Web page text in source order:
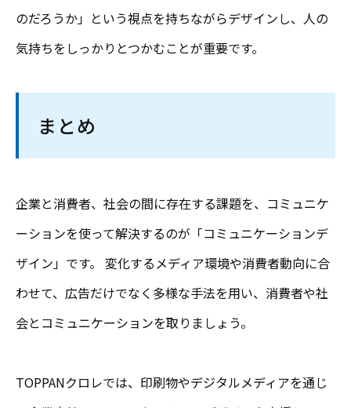
のだろうか」という視点を持ちながらデザインし、人の
気持ちをしっかりとつかむことが重要です。
まとめ
企業と消費者、社会の間に存在する課題を、コミュニケ
ーションを使って解決するのが「コミュニケーションデ
ザイン」です。 変化するメディア環境や消費者動向に合
わせて、広告だけでなく多様な手法を用い、消費者や社
会とコミュニケーションを取りましょう。
TOPPANクロレでは、印刷物やデジタルメディアを通じ